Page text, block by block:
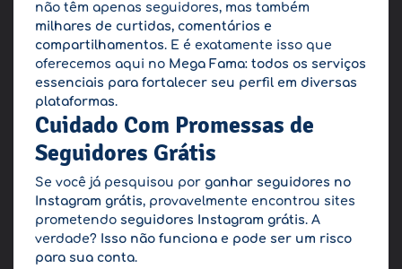
não têm apenas seguidores, mas também
milhares de curtidas, comentários e
compartilhamentos. E é exatamente isso que
oferecemos aqui no Mega Fama: todos os serviços
essenciais para fortalecer seu perfil em diversas
plataformas.
Cuidado Com Promessas de
Seguidores Grátis
Se você já pesquisou por ganhar seguidores no
Instagram grátis, provavelmente encontrou sites
prometendo seguidores Instagram grátis. A
verdade? Isso não funciona e pode ser um risco
para sua conta.